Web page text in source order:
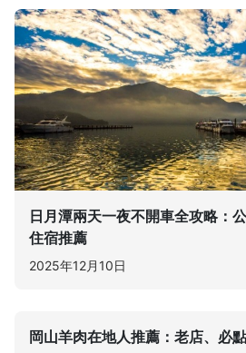
日月潭兩天一夜不開車全攻略：
住宿推薦
2025年12月10日
岡山羊肉在地人推薦：老店、必